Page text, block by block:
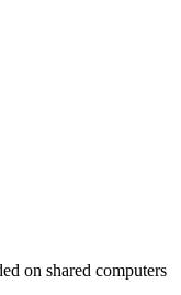
on shared computers